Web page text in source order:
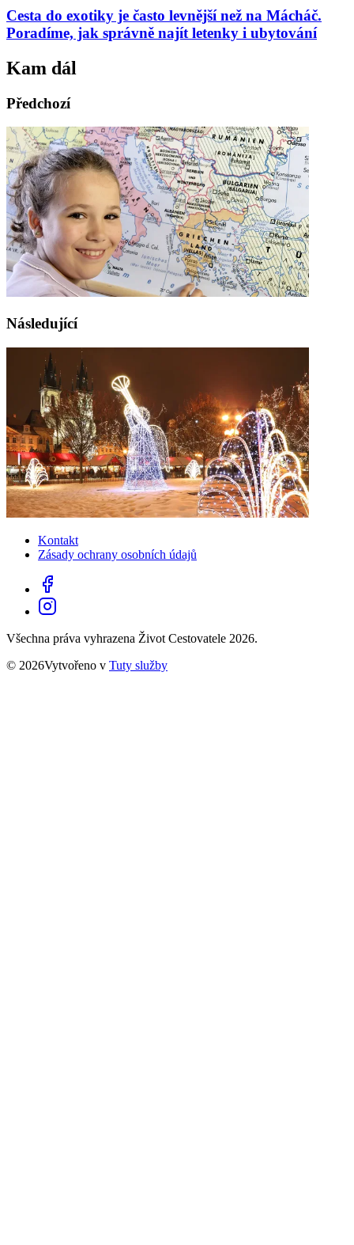
Cesta do exotiky je často levnější než na Mácháč.
Poradíme, jak správně najít letenky i ubytování
Kam dál
Předchozí
Následující
Kontakt
Zásady ochrany osobních údajů
Všechna práva vyhrazena Život Cestovatele 2026.
© 2026Vytvořeno v Tuty služby